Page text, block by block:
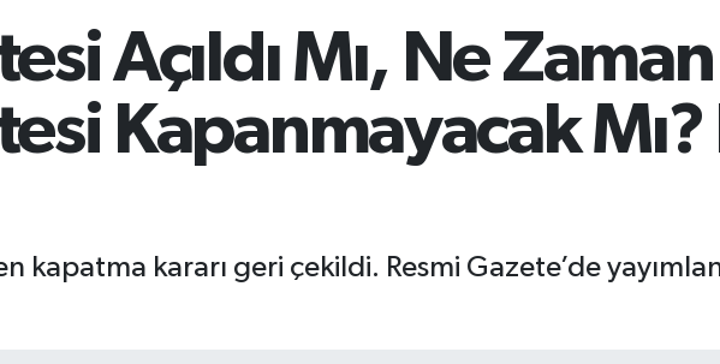
Açıldı Mı, Ne Zaman
Kapanmayacak
kapatma kararı geri çekildi. Resmi Gazete’de